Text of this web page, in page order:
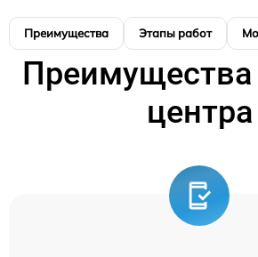
Преимущества Этапы работ
Преимущества
центра